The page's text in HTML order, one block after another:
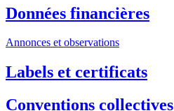
Données financières
Annonces et observations
Labels et certificats
Conventions collectives